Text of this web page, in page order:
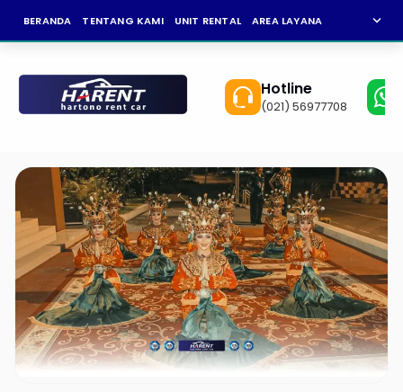
BERANDA TENTANG KAMI UNIT RENTAL AREA LAYANAN expand_more
Hotline
(021) 56977708